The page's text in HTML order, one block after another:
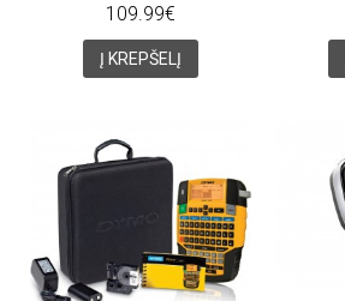
109.99€
Į KREPŠELĮ